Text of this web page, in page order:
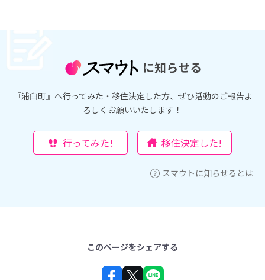
に知らせる
『浦臼町』へ行ってみた・移住決定した方、ぜひ活動のご報告よ
ろしくお願いいたします！
行ってみた! 移住決定した!
スマウトに知らせるとは
このページをシェアする